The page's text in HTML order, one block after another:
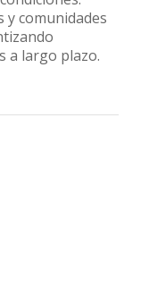
y comunidades
a largo plazo.